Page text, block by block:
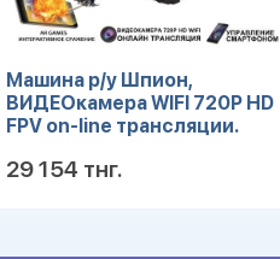
Машина р/у Шпион,
ВИДЕОкамера WIFI 720Р HD
FPV on-line трансляции.
29 154 тнг.